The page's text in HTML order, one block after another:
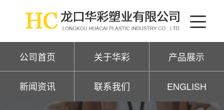
公司首页 关于华彩 产品展示
新闻资讯 联系我们 ENGLISH